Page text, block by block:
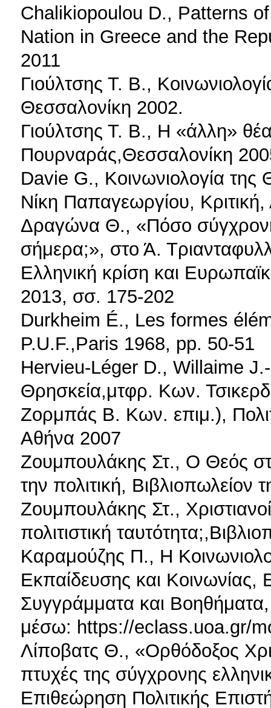
Chalikiopoulou D., Patterns
Nation in Greece and the
2011
Γιούλτσης Τ. Β.,
Θεσσαλονίκη 2002.
Γιούλτσης Τ. Β., Η «άλλη»
Πουρναράς,Θεσσαλονίκη
Davie G., Κοινωνιολογία της
Νίκη Παπαγεωργίου,
Δραγώνα Θ., «Πόσο
σήμερα;», στο Ά.
Ελληνική κρίση και
2013, σσ. 175-202
Durkheim É., Les formes
P.U.F.,Paris 1968, pp. 50-51
Hervieu-Léger D., Willaime J.-
Θρησκεία,μτφρ. Κων.
Ζορμπάς Β. Κων. επιμ.),
Αθήνα 2007
Ζουμπουλάκης Στ., Ο Θεός
την πολιτική,
Ζουμπουλάκης Στ.,
πολιτιστική
Καραμούζης Π., Η
Εκπαίδευσης και Κοινωνίας,
Συγγράμματα και
μέσω: https://eclass.uoa.gr/
Λίποβατς Θ., «Ορθόδοξος
πτυχές της σύγχρονης
Επιθεώρηση Πολιτικής